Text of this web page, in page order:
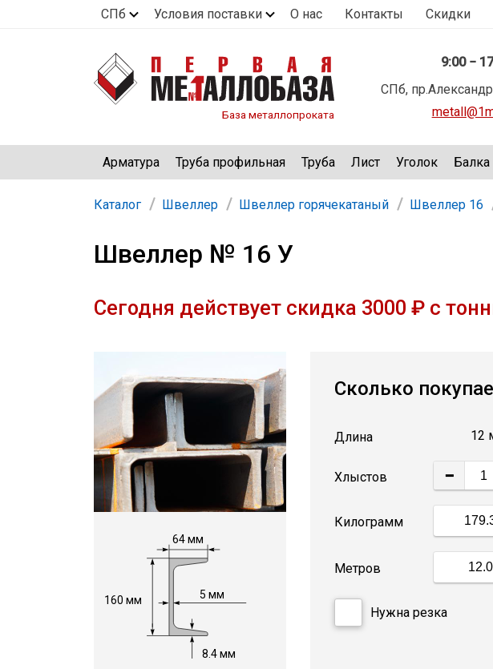
СПб Условия поставки О нас Контакты Скидки
База металлопроката
9:00 −
СПб,
Арматура Труба профильная Труба Лист Уголок Балка
Каталог Швеллер Швеллер горячекатаный Швеллер 16
Швеллер № 16 У
Сегодня действует скидка 3000 ₽ с
64 мм
160 мм 5 мм
8.4 мм
Сколько
Длина 12
Хлыстов −
Килограмм
Метров
Нужна резка